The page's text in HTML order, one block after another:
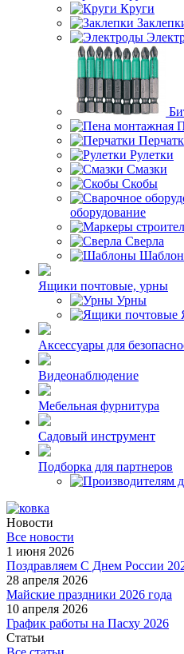
Круги
Рулетки
Смазки
Скобы
оборудование
Сверла
Ящики почтовые, урны
Урны
Аксессуары для
Видеонаблюдение
Мебельная фурнитура
Садовый инструмент
Подборка для партнеров
Новости
Все новости
1 июня 2026
Поздравляем С Днем России
28 апреля 2026
Майские праздники 2026 года
10 апреля 2026
График работы на Пасху 2026
Статьи